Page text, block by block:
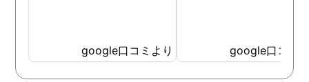
google口コミより google口コミ